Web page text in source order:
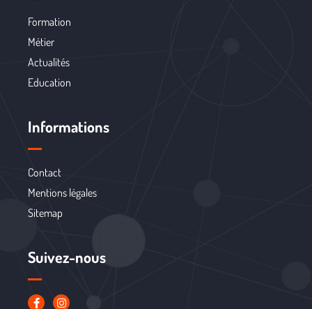
Formation
Métier
Actualités
Education
Informations
Contact
Mentions légales
Sitemap
Suivez-nous